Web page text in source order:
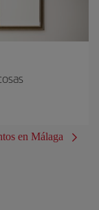
en Málaga